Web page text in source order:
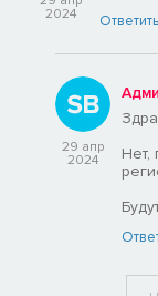
2024
Ответить
29 апр
2024
Нет,